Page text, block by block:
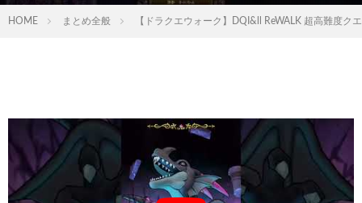
HOME まとめ全般 【ドラクエウォーク】DQI&ll ReWALK 超高難度ク